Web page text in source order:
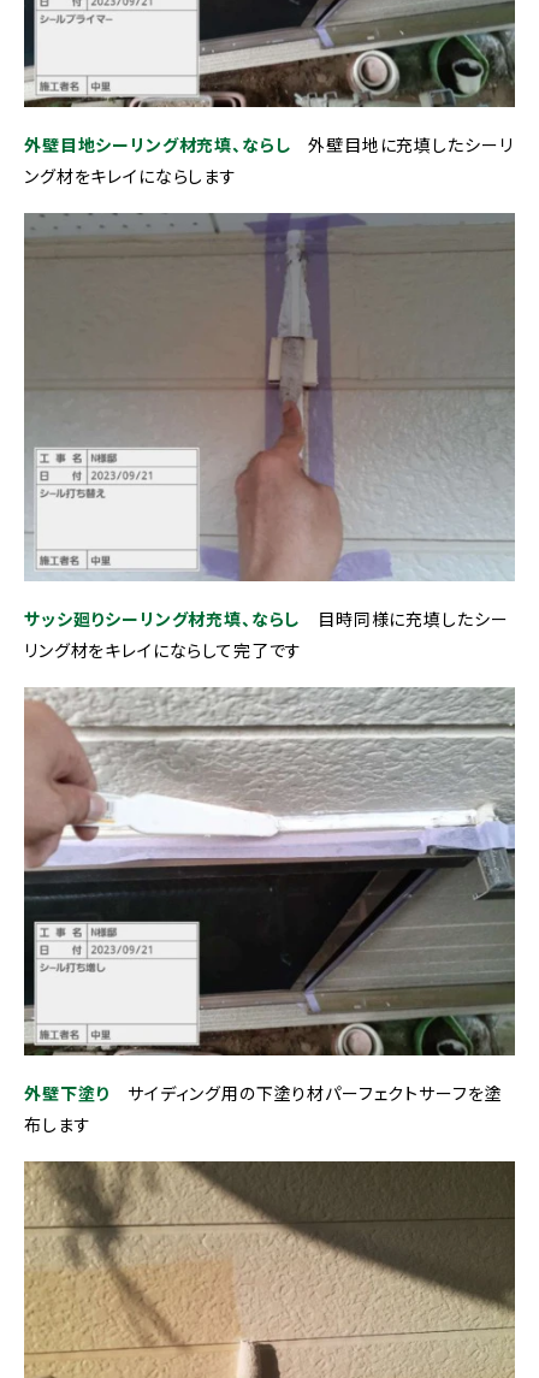
外壁目地シーリング材充填、ならし 外壁目地に充填したシーリ
ング材をキレイにならします
サッシ廻りシーリング材充填、ならし 目時同様に充填したシー
リング材をキレイにならして完了です
外壁下塗り サイディング用の下塗り材パーフェクトサーフを塗
布します